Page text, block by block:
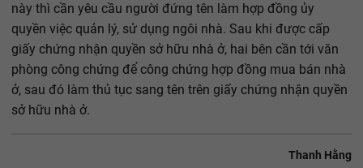
này thì cần yêu cầu người đứng tên làm hợp đồng ủy
quyền việc quản lý, sử dụng ngôi nhà. Sau khi được cấp
giấy chứng nhận quyền sở hữu nhà ở, hai bên cần tới văn
phòng công chứng để công chứng hợp đồng mua bán nhà
ở, sau đó làm thủ tục sang tên trên giấy chứng nhận quyền
sở hữu nhà ở.
Thanh Hằng